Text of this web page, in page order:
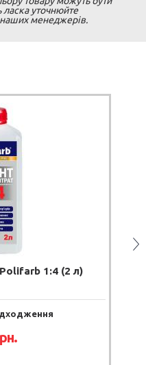
ласка уточнюйте
наших менеджерів.
1:4 (2 л)